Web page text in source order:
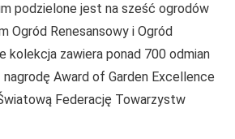
podzielone jest na sześć ogrodów
Ogród Renesansowy i Ogród
kolekcja zawiera ponad 700 odmian
Award of Garden Excellence
Federację Towarzystw